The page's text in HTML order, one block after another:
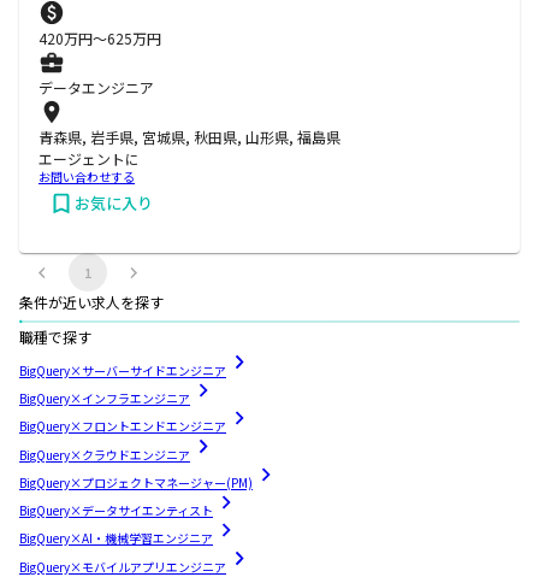
420万円〜625万円
データエンジニア
青森県, 岩手県, 宮城県, 秋田県, 山形県, 福島県
エージェントに
お問い合わせする
お気に入り
1
条件が近い求人を探す
職種で探す
BigQuery×サーバーサイドエンジニア
BigQuery×インフラエンジニア
BigQuery×フロントエンドエンジニア
BigQuery×クラウドエンジニア
BigQuery×プロジェクトマネージャー(PM)
BigQuery×データサイエンティスト
BigQuery×AI・機械学習エンジニア
BigQuery×モバイルアプリエンジニア